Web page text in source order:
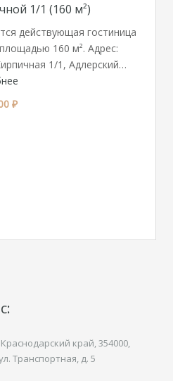
1/1 (160 м²)
действующая гостиница
160 м². Адрес:
1/1, Адлерский…
₽
Краснодарский край,354000,
Транспортная, д. 5